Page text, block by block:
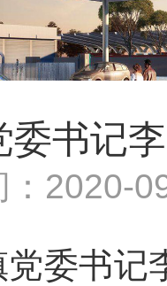
委书记
2020-
党委书